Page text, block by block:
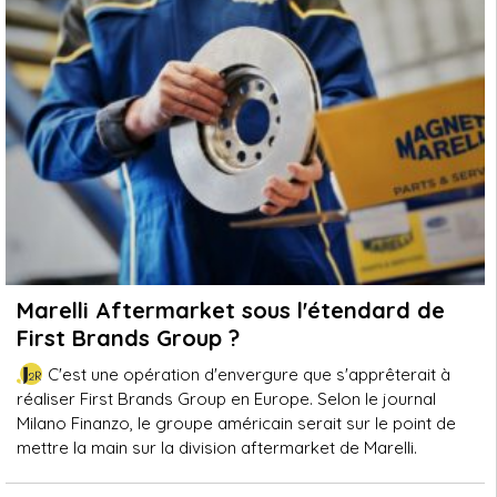
Marelli Aftermarket sous l'étendard de
First Brands Group ?
C'est une opération d'envergure que s'apprêterait à
réaliser First Brands Group en Europe. Selon le journal
Milano Finanzo, le groupe américain serait sur le point de
mettre la main sur la division aftermarket de Marelli.